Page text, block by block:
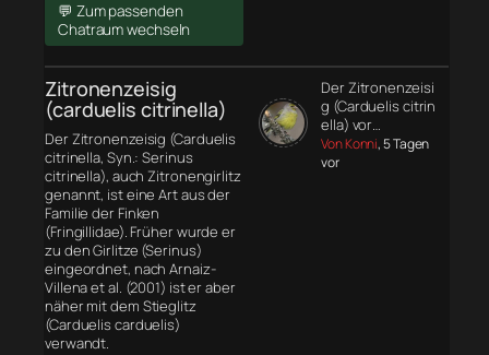
💬 Zum passenden
Chatraum wechseln
Zitronenzeisig
(carduelis citrinella)
Der Zitronenzeisig (Carduelis
citrinella, Syn.: Serinus
citrinella), auch Zitronengirlitz
genannt, ist eine Art aus der
Familie der Finken
(Fringillidae). Früher wurde er
zu den Girlitze (Serinus)
eingeordnet, nach Arnaiz-
Villena et al. (2001) ist er aber
näher mit dem Stieglitz
(Carduelis carduelis)
verwandt.
Der Zitronenzeisi
g (Carduelis citrin
ella) vor…
Von Konni, 5 Tagen
vor